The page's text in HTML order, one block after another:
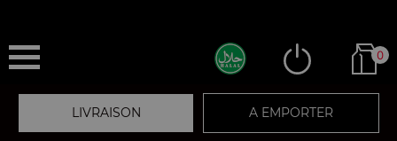
0
LIVRAISON A EMPORTER